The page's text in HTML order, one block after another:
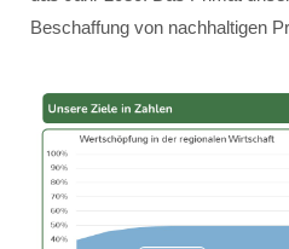
Beschaffung von nachhaltigen